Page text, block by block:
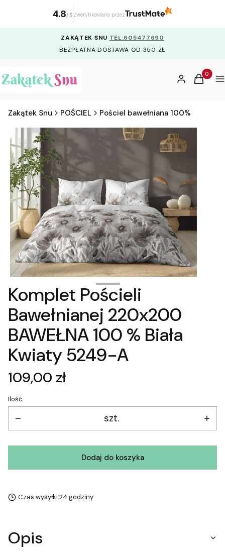
ZAKĄTEK SNU TEL:605477690
BEZPŁATNA DOSTAWA OD 350 ZŁ
Zaloguj sięKoszyk
Zakątek Snu POŚCIEL Pościel bawełniana 100%
Komplet Pościeli
Bawełnianej 220x200
BAWEŁNA 100 % Biała
Kwiaty 5249-A
Cena
109,00 zł
Ilość
szt.
Dodaj do koszyka
Czas wysyłki:24 godziny
Opis
4.8/ 5 zweryfikowane przez